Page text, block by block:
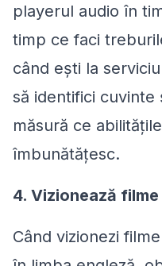
playerul audio în
timp ce faci
când ești la
să identifici cuvinte
măsură ce
îmbunătățesc.
4. Vizionează
Când vizionezi